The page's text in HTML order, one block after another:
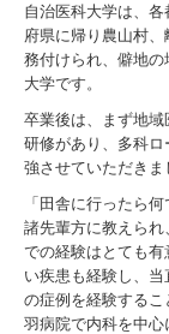
自治医科大学は、
府県に帰り農山村
務付けられ、僻地
大学です。
卒業後は、まず地
研修があり、多科
強させていただきま
「田舎に行ったら
諸先輩方に教えら
での経験はとても
い疾患も経験し、
の症例を経験する
羽病院で内科を中